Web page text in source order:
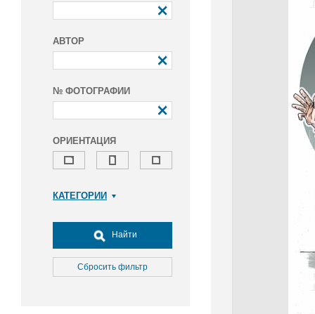
АВТОР
№ ФОТОГРАФИИ
ОРИЕНТАЦИЯ
КАТЕГОРИИ
Досуг, туризм и отдых
Культура
Медицина
Найти
Сбросить фильтр